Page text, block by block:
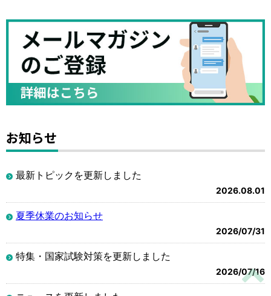
お知らせ
最新トピックを更新しました
2026.08.01
夏季休業のお知らせ
2026/07/31
特集・国家試験対策を更新しました
2026/07/16